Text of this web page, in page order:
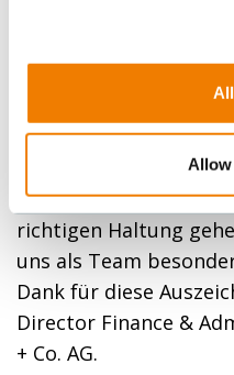
Allow
übernimmt, sich
der sich so vieles
dieser Award für uns
dass wir nicht nur
unseren Weg auch
richtigen Haltung
uns als Team
Dank für diese
Director Finance &
+ Co. AG.